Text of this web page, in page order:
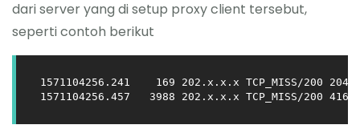
dari server yang di setup proxy client tersebut,
seperti contoh berikut
1571104256.241    169 202.x.x.x TCP_MISS/200